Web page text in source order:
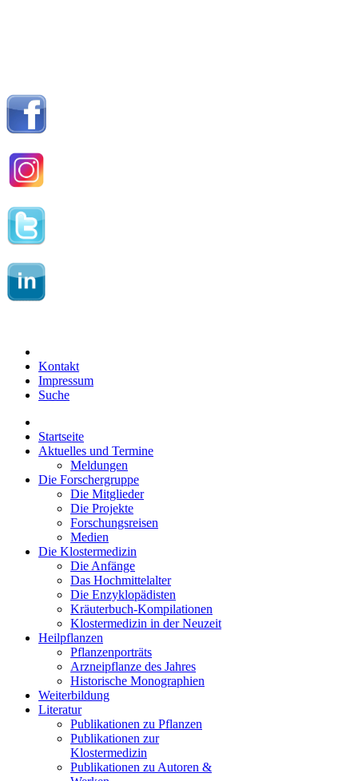
Kontakt
Impressum
Suche
Startseite
Aktuelles und Termine
Meldungen
Die Forschergruppe
Die Mitglieder
Die Projekte
Forschungsreisen
Medien
Die Klostermedizin
Die Anfänge
Das Hochmittelalter
Die Enzyklopädisten
Kräuterbuch-Kompilationen
Klostermedizin in der Neuzeit
Heilpflanzen
Pflanzenporträts
Arzneipflanze des Jahres
Historische Monographien
Weiterbildung
Literatur
Publikationen zu Pflanzen
Publikationen zur
Klostermedizin
Publikationen zu Autoren &